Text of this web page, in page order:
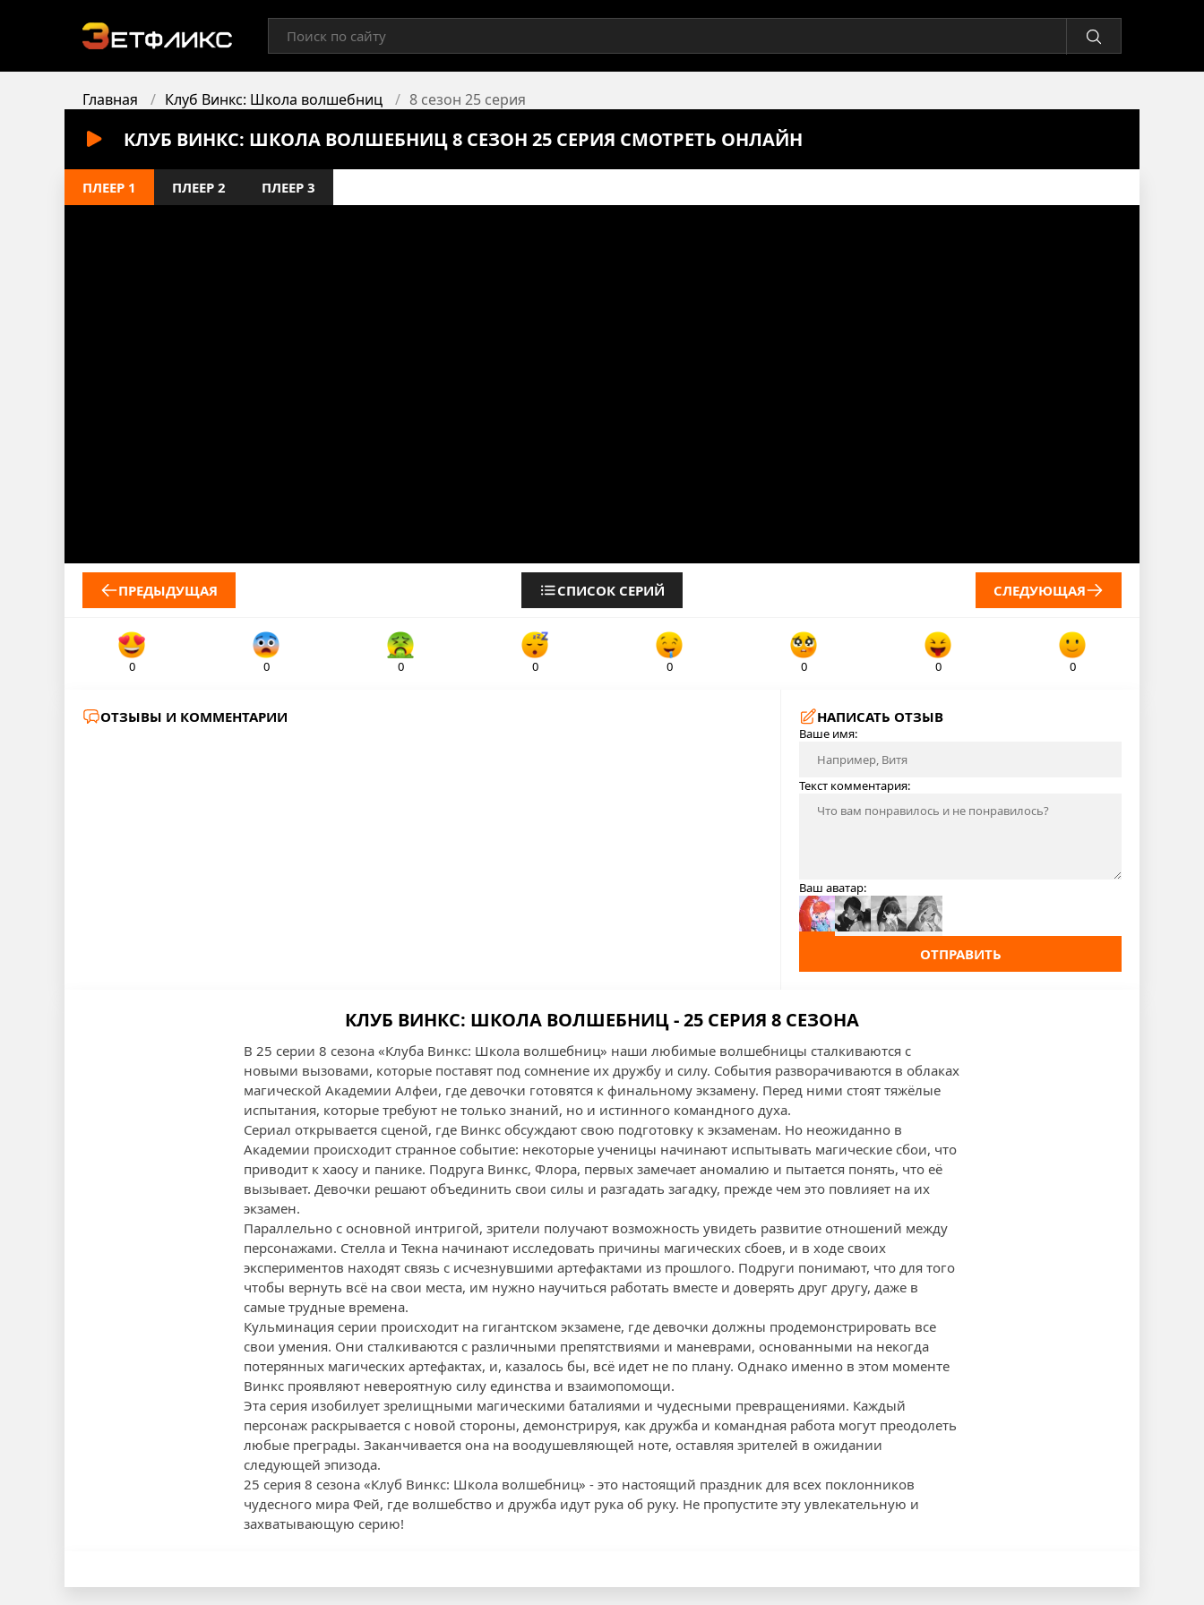
Главная Клуб Винкс: Школа волшебниц 8 сезон 25 серия
КЛУБ ВИНКС: ШКОЛА ВОЛШЕБНИЦ 8 СЕЗОН 25 СЕРИЯ СМОТРЕТЬ ОНЛАЙН
ПЛЕЕР 1 ПЛЕЕР 2 ПЛЕЕР 3
ПРЕДЫДУЩАЯ СПИСОК СЕРИЙ СЛЕДУЮЩАЯ
0 0 0 0 0 0 0 0
ОТЗЫВЫ И КОММЕНТАРИИ НАПИСАТЬ ОТЗЫВ
Ваше имя:
Текст комментария:
Ваш аватар:
ОТПРАВИТЬ
КЛУБ ВИНКС: ШКОЛА ВОЛШЕБНИЦ - 25 СЕРИЯ 8 СЕЗОНА
В 25 серии 8 сезона «Клуба Винкс: Школа волшебниц» наши любимые волшебницы сталкиваются с
новыми вызовами, которые поставят под сомнение их дружбу и силу. События разворачиваются в облаках
магической Академии Алфеи, где девочки готовятся к финальному экзамену. Перед ними стоят тяжёлые
испытания, которые требуют не только знаний, но и истинного командного духа.
Сериал открывается сценой, где Винкс обсуждают свою подготовку к экзаменам. Но неожиданно в
Академии происходит странное событие: некоторые ученицы начинают испытывать магические сбои, что
приводит к хаосу и панике. Подруга Винкс, Флора, первых замечает аномалию и пытается понять, что её
вызывает. Девочки решают объединить свои силы и разгадать загадку, прежде чем это повлияет на их
экзамен.
Параллельно с основной интригой, зрители получают возможность увидеть развитие отношений между
персонажами. Стелла и Текна начинают исследовать причины магических сбоев, и в ходе своих
экспериментов находят связь с исчезнувшими артефактами из прошлого. Подруги понимают, что для того
чтобы вернуть всё на свои места, им нужно научиться работать вместе и доверять друг другу, даже в
самые трудные времена.
Кульминация серии происходит на гигантском экзамене, где девочки должны продемонстрировать все
свои умения. Они сталкиваются с различными препятствиями и маневрами, основанными на некогда
потерянных магических артефактах, и, казалось бы, всё идет не по плану. Однако именно в этом моменте
Винкс проявляют невероятную силу единства и взаимопомощи.
Эта серия изобилует зрелищными магическими баталиями и чудесными превращениями. Каждый
персонаж раскрывается с новой стороны, демонстрируя, как дружба и командная работа могут преодолеть
любые преграды. Заканчивается она на воодушевляющей ноте, оставляя зрителей в ожидании
следующей эпизода.
25 серия 8 сезона «Клуб Винкс: Школа волшебниц» - это настоящий праздник для всех поклонников
чудесного мира Фей, где волшебство и дружба идут рука об руку. Не пропустите эту увлекательную и
захватывающую серию!